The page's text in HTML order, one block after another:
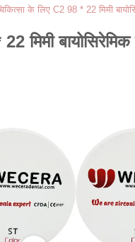
के लिए C2 98 * 22 मिमी
मिमी